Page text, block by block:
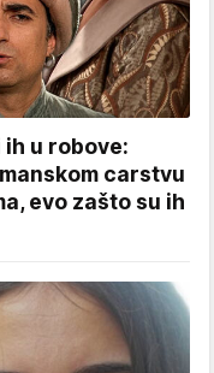
u robove:
carstvu
evo zašto su ih